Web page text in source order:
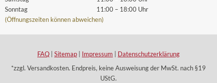
Sonntag
11:00 – 18:00 Uhr
(Öffnungszeiten können abweichen)
FAQ Sitemap Impressum
Datenschutzerklärung
*zzgl. Versandkosten. Endpreis, keine Ausweisung der MwSt. nach §19
UStG.